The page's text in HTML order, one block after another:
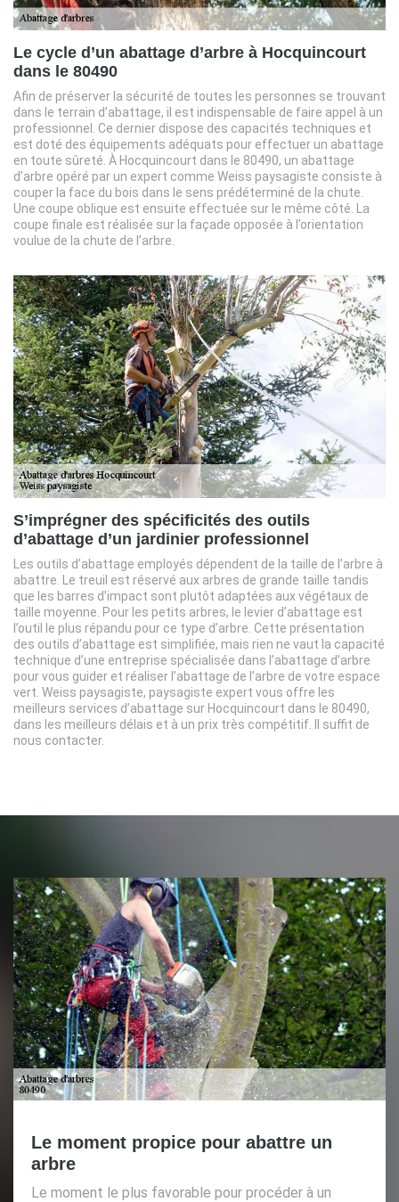
Le cycle d’un abattage d’arbre à Hocquincourt
dans le 80490
Afin de préserver la sécurité de toutes les personnes se trouvant
dans le terrain d’abattage, il est indispensable de faire appel à un
professionnel. Ce dernier dispose des capacités techniques et
est doté des équipements adéquats pour effectuer un abattage
en toute sûreté. À Hocquincourt dans le 80490, un abattage
d’arbre opéré par un expert comme Weiss paysagiste consiste à
couper la face du bois dans le sens prédéterminé de la chute.
Une coupe oblique est ensuite effectuée sur le même côté. La
coupe finale est réalisée sur la façade opposée à l’orientation
voulue de la chute de l’arbre.
S’imprégner des spécificités des outils
d’abattage d’un jardinier professionnel
Les outils d’abattage employés dépendent de la taille de l’arbre à
abattre. Le treuil est réservé aux arbres de grande taille tandis
que les barres d’impact sont plutôt adaptées aux végétaux de
taille moyenne. Pour les petits arbres, le levier d’abattage est
l’outil le plus répandu pour ce type d’arbre. Cette présentation
des outils d’abattage est simplifiée, mais rien ne vaut la capacité
technique d’une entreprise spécialisée dans l’abattage d’arbre
pour vous guider et réaliser l’abattage de l’arbre de votre espace
vert. Weiss paysagiste, paysagiste expert vous offre les
meilleurs services d’abattage sur Hocquincourt dans le 80490,
dans les meilleurs délais et à un prix très compétitif. Il suffit de
nous contacter.
Le moment propice pour abattre un
arbre
Le moment le plus favorable pour procéder à un